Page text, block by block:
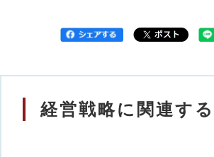
経営戦略に関連す